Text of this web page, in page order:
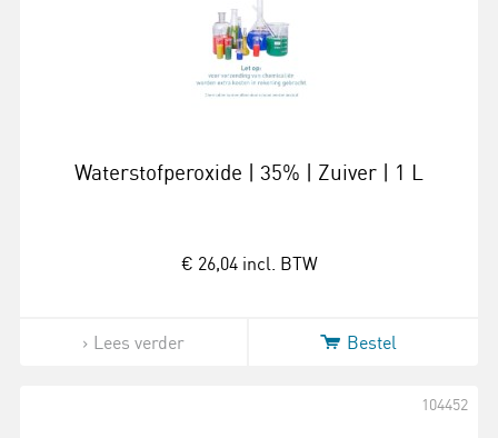
Waterstofperoxide | 35% | Zuiver | 1 L
€ 26,04 incl. BTW
Lees verder Bestel
104452